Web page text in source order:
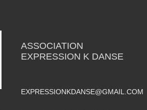
ASSOCIATION
EXPRESSION K DANSE
EXPRESSIONKDANSE@GMAIL.COM